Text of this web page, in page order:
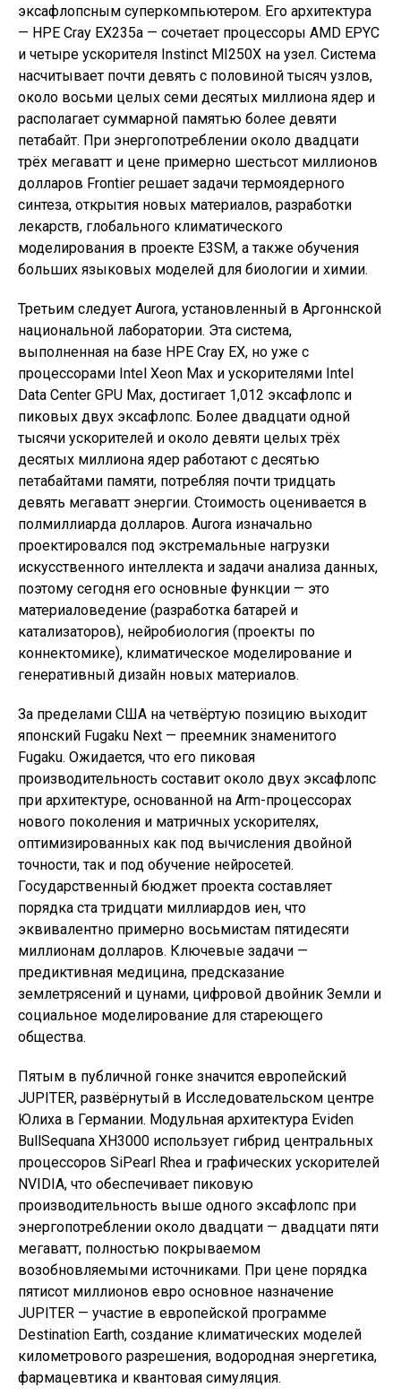
эксафлопсным суперкомпьютером. Его архитектура
— HPE Cray EX235a — сочетает процессоры AMD EPYC
и четыре ускорителя Instinct MI250X на узел. Система
насчитывает почти девять с половиной тысяч узлов,
около восьми целых семи десятых миллиона ядер и
располагает суммарной памятью более девяти
петабайт. При энергопотреблении около двадцати
трёх мегаватт и цене примерно шестьсот миллионов
долларов Frontier решает задачи термоядерного
синтеза, открытия новых материалов, разработки
лекарств, глобального климатического
моделирования в проекте E3SM, а также обучения
больших языковых моделей для биологии и химии.
Третьим следует Aurora, установленный в Аргоннской
национальной лаборатории. Эта система,
выполненная на базе HPE Cray EX, но уже с
процессорами Intel Xeon Max и ускорителями Intel
Data Center GPU Max, достигает 1,012 эксафлопс и
пиковых двух эксафлопс. Более двадцати одной
тысячи ускорителей и около девяти целых трёх
десятых миллиона ядер работают с десятью
петабайтами памяти, потребляя почти тридцать
девять мегаватт энергии. Стоимость оценивается в
полмиллиарда долларов. Aurora изначально
проектировался под экстремальные нагрузки
искусственного интеллекта и задачи анализа данных,
поэтому сегодня его основные функции — это
материаловедение (разработка батарей и
катализаторов), нейробиология (проекты по
коннектомике), климатическое моделирование и
генеративный дизайн новых материалов.
За пределами США на четвёртую позицию выходит
японский Fugaku Next — преемник знаменитого
Fugaku. Ожидается, что его пиковая
производительность составит около двух эксафлопс
при архитектуре, основанной на Arm-процессорах
нового поколения и матричных ускорителях,
оптимизированных как под вычисления двойной
точности, так и под обучение нейросетей.
Государственный бюджет проекта составляет
порядка ста тридцати миллиардов иен, что
эквивалентно примерно восьмистам пятидесяти
миллионам долларов. Ключевые задачи —
предиктивная медицина, предсказание
землетрясений и цунами, цифровой двойник Земли и
социальное моделирование для стареющего
общества.
Пятым в публичной гонке значится европейский
JUPITER, развёрнутый в Исследовательском центре
Юлиха в Германии. Модульная архитектура Eviden
BullSequana XH3000 использует гибрид центральных
процессоров SiPearl Rhea и графических ускорителей
NVIDIA, что обеспечивает пиковую
производительность выше одного эксафлопс при
энергопотреблении около двадцати — двадцати пяти
мегаватт, полностью покрываемом
возобновляемыми источниками. При цене порядка
пятисот миллионов евро основное назначение
JUPITER — участие в европейской программе
Destination Earth, создание климатических моделей
километрового разрешения, водородная энергетика,
фармацевтика и квантовая симуляция.